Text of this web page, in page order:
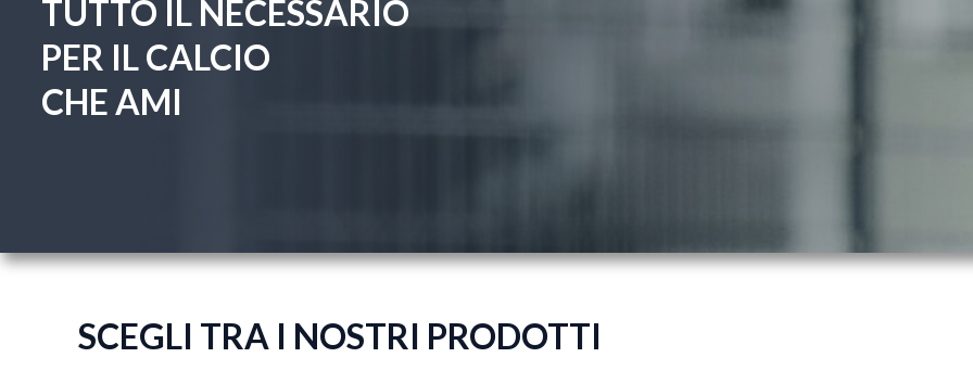
TUTTO IL NECESSARIO
PER IL CALCIO
CHE AMI
SCEGLI TRA I NOSTRI PRODOTTI